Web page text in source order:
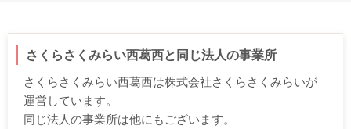
さくらさくみらい西葛西と同じ法人の事業所
さくらさくみらい西葛西は株式会社さくらさくみらいが
運営しています。
同じ法人の事業所は他にもございます。